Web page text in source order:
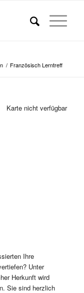
/ Französisch Lerntreff
Karte nicht verfügbar
Ihre
Unter
Herkunft wird
Sie sind herzlich